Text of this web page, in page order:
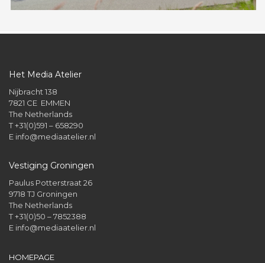
Het Media Atelier
Nijbracht 138
7821 CE EMMEN
The Netherlands
T +31(0)591 – 658290
E info@mediaatelier.nl
Vestiging Groningen
Paulus Potterstraat 26
9718 TJ Groningen
The Netherlands
T +31(0)50 – 7852388
E info@mediaatelier.nl
HOMEPAGE